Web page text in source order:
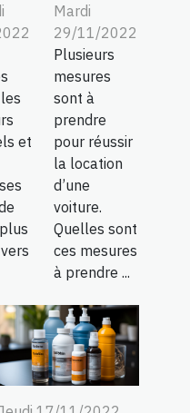
et
Mardi
29/11/2022
Plusieurs
mesures
sont à
prendre
pour réussir
la location
d’une
voiture.
Quelles sont
ces mesures
à prendre ...